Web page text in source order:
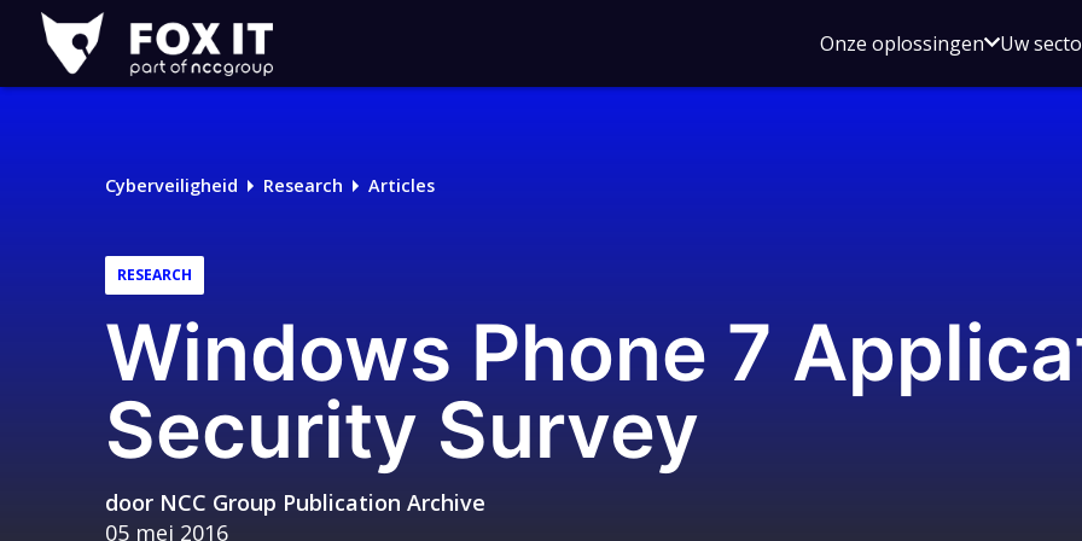
Fox-
IT
Onze oplossingenOpen
voor
Uw
Cyberveiligheid Research Articles
RESEARCH
Windows Phone 7
Security Survey
door NCC Group Publication Archive
05 mei 2016